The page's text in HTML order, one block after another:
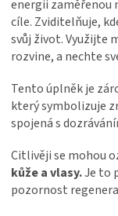
energii zaměřenou
cíle. Zviditelňuje,
svůj život. Využijte
rozvine, a nechte
Tento úplněk je
který symbolizuje
spojená s
Citlivěji se mohou
kůže a vlasy.Je to
pozornost